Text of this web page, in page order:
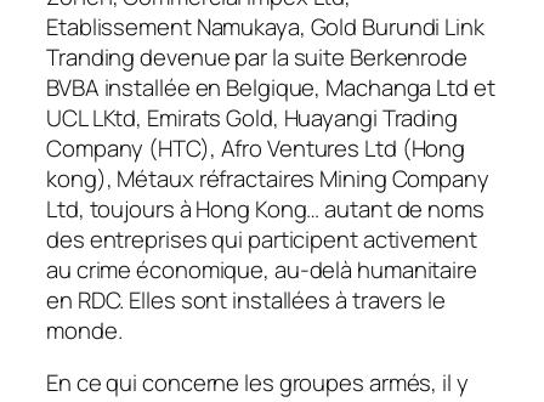
Etablissement Namukaya, Gold Burundi Link
Tranding devenue par la suite Berkenrode
BVBA installée en Belgique, Machanga Ltd et
UCL LKtd, Emirats Gold, Huayangi Trading
Company (HTC), Afro Ventures Ltd (Hong
kong), Métaux réfractaires Mining Company
Ltd, toujours à Hong Kong… autant de noms
des entreprises qui participent activement
au crime économique, au-delà humanitaire
en RDC. Elles sont installées à travers le
monde.
En ce qui concerne les groupes armés, il y